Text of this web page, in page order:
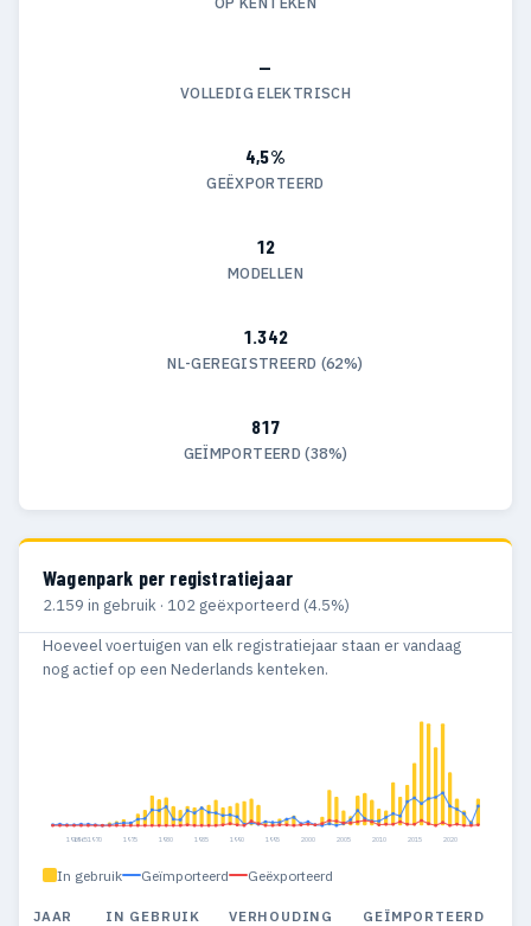
—
VOLLEDIG ELEKTRISCH
4,5%
GEËXPORTEERD
12
MODELLEN
1.342
NL-GEREGISTREERD (62%)
817
GEÏMPORTEERD (38%)
Wagenpark per registratiejaar
2.159 in gebruik · 102 geëxporteerd (4.5%)
Hoeveel voertuigen van elk registratiejaar staan er vandaag
nog actief op een Nederlands kenteken.
196019651970 1975 1980 1985 1990 1995 2000 2005 2010 2015 2020
In gebruik Geïmporteerd Geëxporteerd
JAAR IN GEBRUIK VERHOUDING GEÏMPORTEERD